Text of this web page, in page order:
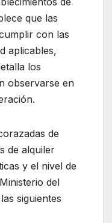
que las
con las
aplicables,
los
observarse en
de
de alquiler
y el nivel de
del
siguientes